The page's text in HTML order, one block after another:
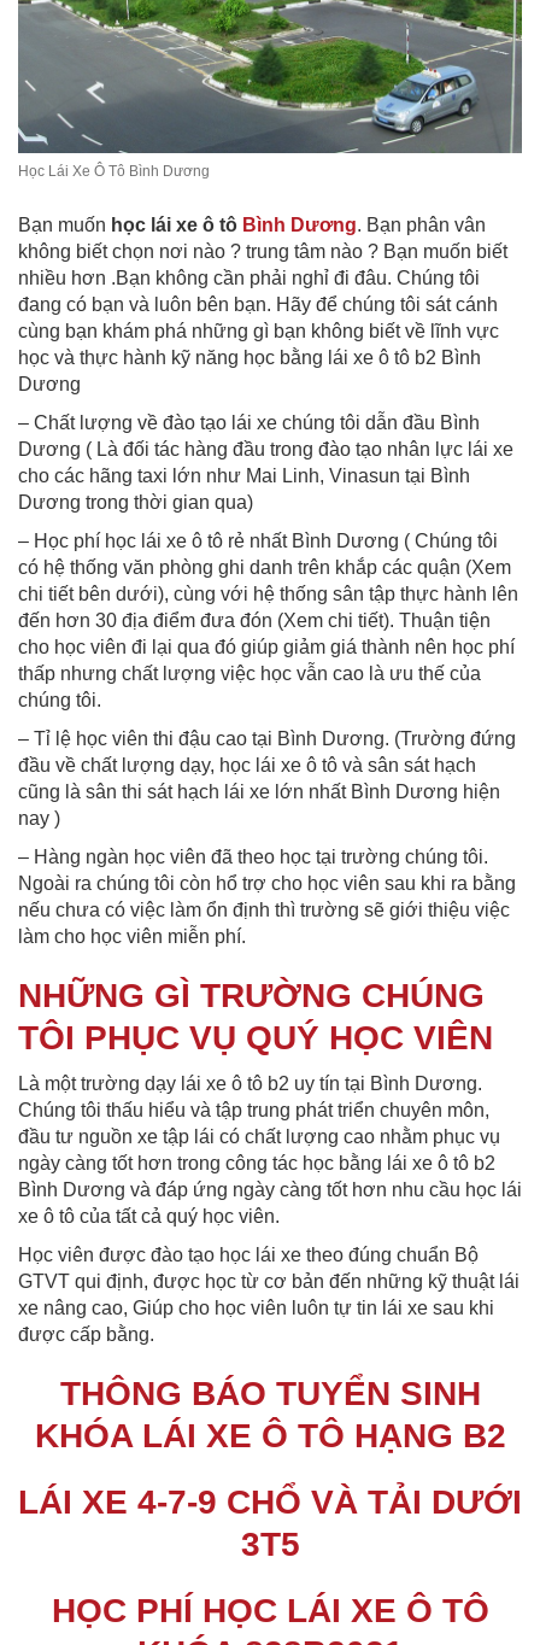
Học Lái Xe Ô Tô Bình Dương
Bạn muốn học lái xe ô tô Bình Dương. Bạn phân vân
không biết chọn nơi nào ? trung tâm nào ? Bạn muốn biết
nhiều hơn .Bạn không cần phải nghỉ đi đâu. Chúng tôi
đang có bạn và luôn bên bạn. Hãy để chúng tôi sát cánh
cùng bạn khám phá những gì bạn không biết về lĩnh vực
học và thực hành kỹ năng học bằng lái xe ô tô b2 Bình
Dương
– Chất lượng về đào tạo lái xe chúng tôi dẫn đầu Bình
Dương ( Là đối tác hàng đầu trong đào tạo nhân lực lái xe
cho các hãng taxi lớn như Mai Linh, Vinasun tại Bình
Dương trong thời gian qua)
– Học phí học lái xe ô tô rẻ nhất Bình Dương ( Chúng tôi
có hệ thống văn phòng ghi danh trên khắp các quận (Xem
chi tiết bên dưới), cùng với hệ thống sân tập thực hành lên
đến hơn 30 địa điểm đưa đón (Xem chi tiết). Thuận tiện
cho học viên đi lại qua đó giúp giảm giá thành nên học phí
thấp nhưng chất lượng việc học vẫn cao là ưu thế của
chúng tôi.
– Tỉ lệ học viên thi đậu cao tại Bình Dương. (Trường đứng
đầu về chất lượng dạy, học lái xe ô tô và sân sát hạch
cũng là sân thi sát hạch lái xe lớn nhất Bình Dương hiện
nay )
– Hàng ngàn học viên đã theo học tại trường chúng tôi.
Ngoài ra chúng tôi còn hổ trợ cho học viên sau khi ra bằng
nếu chưa có việc làm ổn định thì trường sẽ giới thiệu việc
làm cho học viên miễn phí.
NHỮNG GÌ TRƯỜNG CHÚNG
TÔI PHỤC VỤ QUÝ HỌC VIÊN
Là một trường dạy lái xe ô tô b2 uy tín tại Bình Dương.
Chúng tôi thấu hiểu và tập trung phát triển chuyên môn,
đầu tư nguồn xe tập lái có chất lượng cao nhằm phục vụ
ngày càng tốt hơn trong công tác học bằng lái xe ô tô b2
Bình Dương và đáp ứng ngày càng tốt hơn nhu cầu học lái
xe ô tô của tất cả quý học viên.
Học viên được đào tạo học lái xe theo đúng chuẩn Bộ
GTVT qui định, được học từ cơ bản đến những kỹ thuật lái
xe nâng cao, Giúp cho học viên luôn tự tin lái xe sau khi
được cấp bằng.
THÔNG BÁO TUYỂN SINH
KHÓA LÁI XE Ô TÔ HẠNG B2
LÁI XE 4-7-9 CHỔ VÀ TẢI DƯỚI
3T5
HỌC PHÍ HỌC LÁI XE Ô TÔ